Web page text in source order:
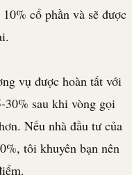
cổ phần và sẽ được
vụ được hoàn tất với
30% sau khi vòng gọi
Nếu nhà đầu tư của
tôi khuyên bạn nên